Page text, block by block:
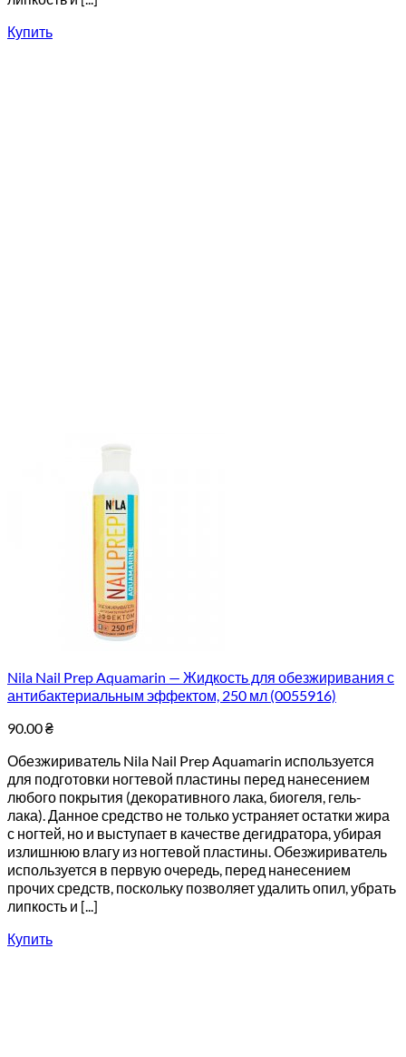
Купить
Nila Nail Prep Aquamarin — Жидкость для обезжиривания с
антибактериальным эффектом, 250 мл (0055916)
90.00₴
Обезжириватель Nila Nail Prep Aquamarin используется
для подготовки ногтевой пластины перед нанесением
любого покрытия (декоративного лака, биогеля, гель-
лака). Данное средство не только устраняет остатки жира
с ногтей, но и выступает в качестве дегидратора, убирая
излишнюю влагу из ногтевой пластины. Обезжириватель
используется в первую очередь, перед нанесением
прочих средств, поскольку позволяет удалить опил, убрать
липкость и [...]
Купить